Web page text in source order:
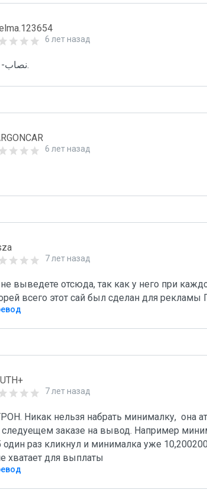
6 лет назад
نصاب- محتال- لايدفع.
6 лет назад
7 лет назад
выведете отсюда, так как у него при
всего этот сай был сделан для
7 лет назад
Никак нельзя набрать минималку,  она
заказе на вывод. Например
один раз кликнул и минималка уже
хватает для выплаты